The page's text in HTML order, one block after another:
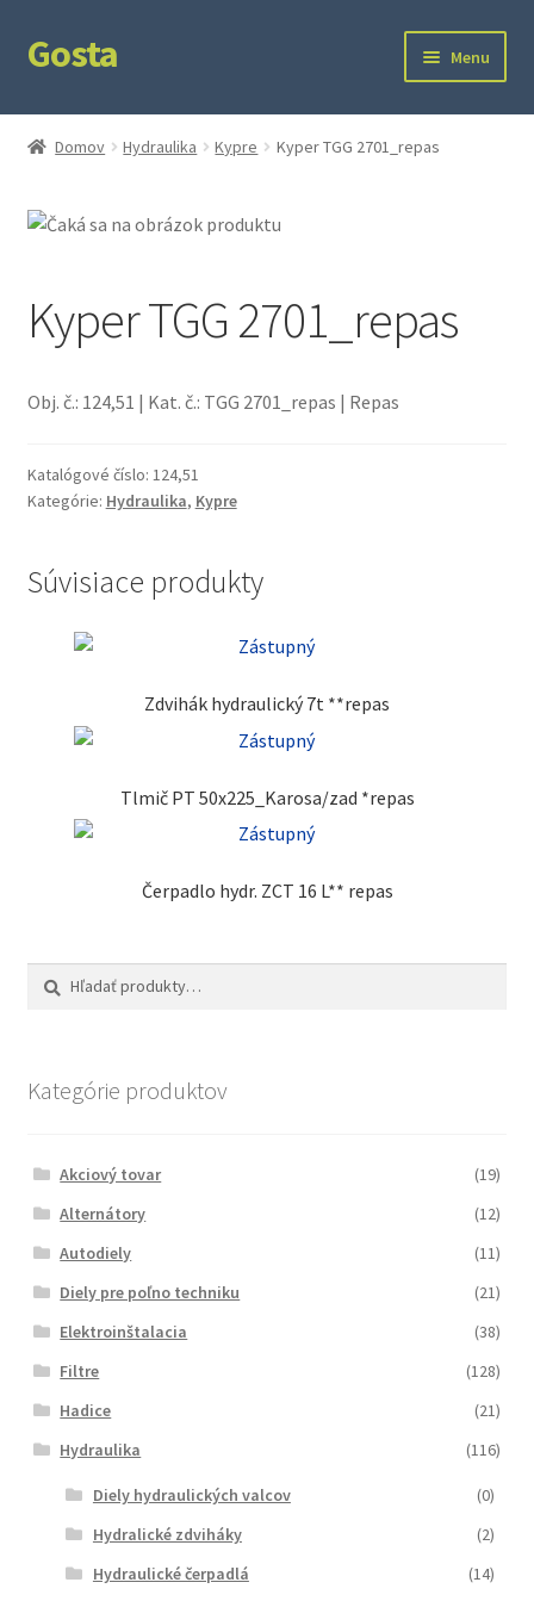
Preskočiť
na
Preskočiť
na
Gosta Menu
Domov
Domov Hydraulika Kypre Kyper TGG 2701_repas
Kyper TGG 2701_repas
Obj. č.: 124,51 | Kat. č.: TGG 2701_repas | Repas
Katalógové číslo: 124,51
Kategórie: Hydraulika, Kypre
Súvisiace produkty
Zdvihák hydraulický 7t **repas
Tlmič PT 50x225_Karosa/zad *repas
Čerpadlo hydr. ZCT 16 L** repas
Hľadať:
Vyhľadávanie
Kategórie produktov
Akciový tovar
(19)
Alternátory
(12)
Autodiely
(11)
Diely pre poľno techniku
(21)
Elektroinštalacia
(38)
Filtre
(128)
Hadice
(21)
Hydraulika
(116)
Diely hydraulických valcov
(0)
Hydralické zdviháky
(2)
Hydraulické čerpadlá
(14)